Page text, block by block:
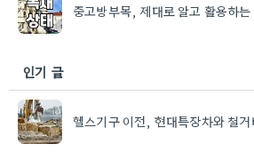
중고방부목, 제대로 알고 활용하는
인기 글
헬스기구 이전, 현대특장차와 철